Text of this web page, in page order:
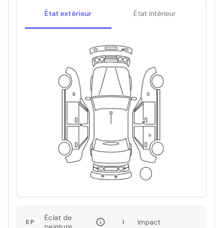
État extérieur État intérieur
EP
Éclat de
I Impact